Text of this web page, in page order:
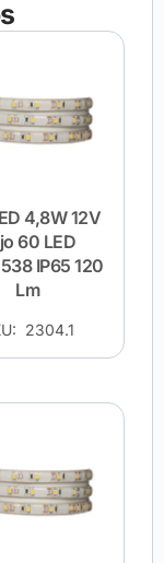
4,8W 12V
60 LED
IP65 120
Lm
2304.1